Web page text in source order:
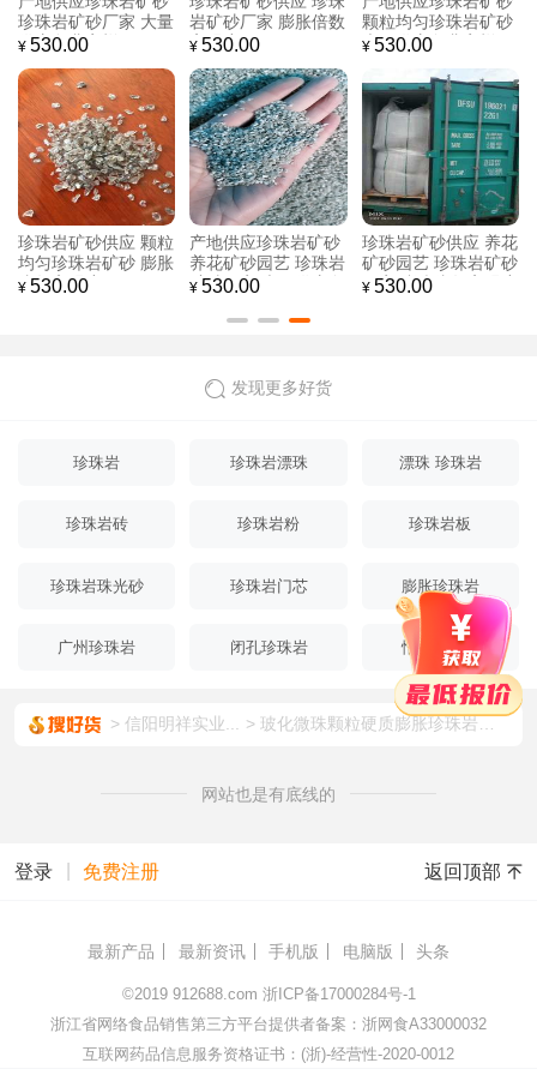
珍珠岩矿砂厂家 大量
供应免费寄样
¥ 530.00
岩矿砂厂家 膨胀倍数
高强度好
¥ 530.00
颗粒均匀珍珠岩矿砂
大量供应免费寄样
¥ 530.00
珍珠岩矿砂供应 颗粒
均匀珍珠岩矿砂 膨胀
倍数高强度好
¥ 530.00
产地供应珍珠岩矿砂
养花矿砂园艺 珍珠岩
矿砂厂家 大量供应免
¥ 530.00
珍珠岩矿砂供应 养花
矿砂园艺 珍珠岩矿砂
厂家 膨胀倍数高强度
¥ 530.00
发现更多好货
珍珠岩 珍珠岩漂珠 漂珠 珍珠岩
珍珠岩砖 珍珠岩粉 珍珠岩板
珍珠岩珠光砂 珍珠岩门芯 膨胀珍珠岩
广州珍珠岩 闭孔珍珠岩 憎水珍珠岩
信阳明祥实业... 玻化微珠颗粒硬质膨胀珍珠岩粒膨胀珍珠岩玻化微珠耐火保温材料
网站也是有底线的
登录 免费注册 返回顶部
最新产品 最新资讯 手机版 电脑版 头条
©2019 912688.com 浙ICP备17000284号-1
浙江省网络食品销售第三方平台提供者备案：浙网食A33000032
互联网药品信息服务资格证书：(浙)-经营性-2020-0012